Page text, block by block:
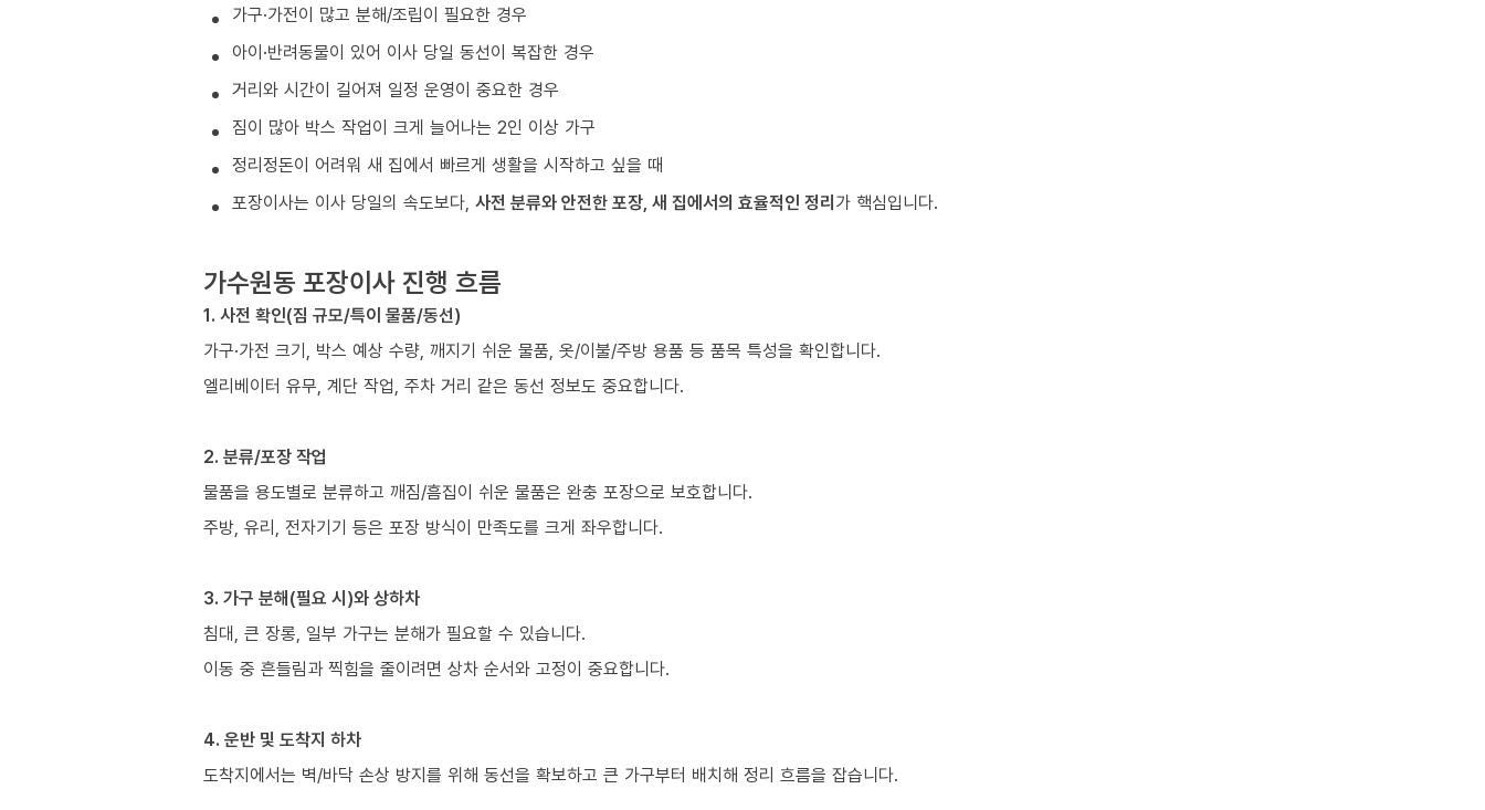
가구·가전이 많고 분해/조립이 필요한 경우
아이·반려동물이 있어 이사 당일 동선이 복잡한 경우
거리와 시간이 길어져 일정 운영이 중요한 경우
짐이 많아 박스 작업이 크게 늘어나는 2인 이상 가구
정리정돈이 어려워 새 집에서 빠르게 생활을 시작하고 싶을 때
포장이사는 이사 당일의 속도보다, 사전 분류와 안전한 포장, 새 집에서의 효율적인 정리가 핵심입니다.
가수원동 포장이사 진행 흐름
1. 사전 확인(짐 규모/특이 물품/동선)
가구·가전 크기, 박스 예상 수량, 깨지기 쉬운 물품, 옷/이불/주방 용품 등 품목 특성을 확인합니다.
엘리베이터 유무, 계단 작업, 주차 거리 같은 동선 정보도 중요합니다.
2. 분류/포장 작업
물품을 용도별로 분류하고 깨짐/흠집이 쉬운 물품은 완충 포장으로 보호합니다.
주방, 유리, 전자기기 등은 포장 방식이 만족도를 크게 좌우합니다.
3. 가구 분해(필요 시)와 상하차
침대, 큰 장롱, 일부 가구는 분해가 필요할 수 있습니다.
이동 중 흔들림과 찍힘을 줄이려면 상차 순서와 고정이 중요합니다.
4. 운반 및 도착지 하차
도착지에서는 벽/바닥 손상 방지를 위해 동선을 확보하고 큰 가구부터 배치해 정리 흐름을 잡습니다.